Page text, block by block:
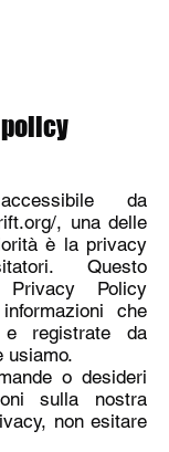
da
, una delle
è la privacy
Questo
Privacy Policy
che
e registrate da
usiamo.
o desideri
sulla nostra
non esitare